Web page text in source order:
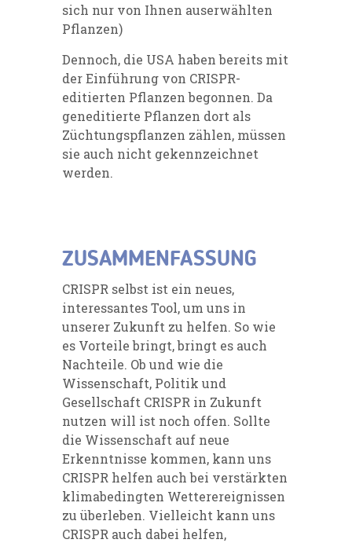
sich nur von Ihnen auserwählten
Pflanzen)
Dennoch, die USA haben bereits mit
der Einführung von CRISPR-
editierten Pflanzen begonnen. Da
geneditierte Pflanzen dort als
Züchtungspflanzen zählen, müssen
sie auch nicht gekennzeichnet
werden.
ZUSAMMENFASSUNG
CRISPR selbst ist ein neues,
interessantes Tool, um uns in
unserer Zukunft zu helfen. So wie
es Vorteile bringt, bringt es auch
Nachteile. Ob und wie die
Wissenschaft, Politik und
Gesellschaft CRISPR in Zukunft
nutzen will ist noch offen. Sollte
die Wissenschaft auf neue
Erkenntnisse kommen, kann uns
CRISPR helfen auch bei verstärkten
klimabedingten Wetterereignissen
zu überleben. Vielleicht kann uns
CRISPR auch dabei helfen,